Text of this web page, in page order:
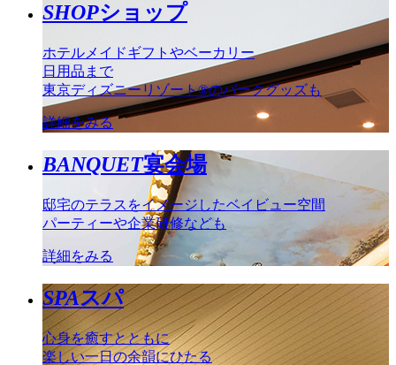
SHOPショップ
ホテルメイドギフトやベーカリー
日用品まで
東京ディズニーリゾート®のパークグッズも
詳細をみる
BANQUET宴会場
邸宅のテラスをイメージしたベイビュー空間
パーティーや企業研修なども
詳細をみる
SPAスパ
心身を癒すとともに
楽しい一日の余韻にひたる